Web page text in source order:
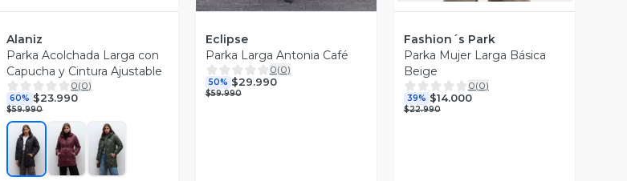
Alaniz
Parka Acolchada Larga con
Capucha y Cintura Ajustable
0(0)
60% $23.990
$59.990
Eclipse
Parka Larga Antonia Café
0(0)
50% $29.990
$59.990
Fashion´s Park
Parka Mujer Larga Básica
Beige
0(0)
39% $14.000
$22.990